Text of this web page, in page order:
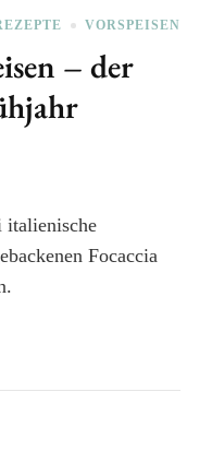
VORSPEISEN
– der
italienische
Focaccia